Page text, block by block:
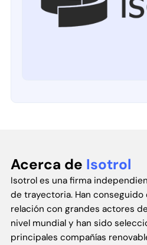
Acerca de Isotrol
Isotrol es una firma
de trayectoria. Han
relación con grandes actores
nivel mundial y han sido
principales compañías